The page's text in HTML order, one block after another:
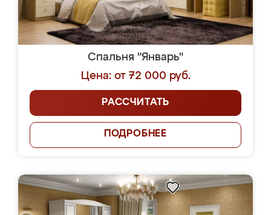
Спальня "Январь"
Цена: от 72 000 руб.
РАССЧИТАТЬ
ПОДРОБНЕЕ